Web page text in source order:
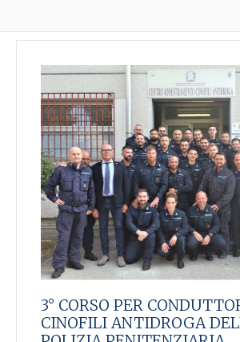
3° CORSO PER
CINOFILI ANTIDROGA